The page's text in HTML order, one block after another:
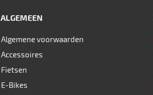
ALGEMEEN
Algemene voorwaarden
Accessoires
Fietsen
E-Bikes